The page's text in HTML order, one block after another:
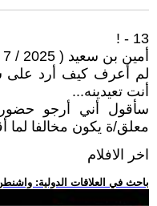
13 - !
أمين بن سعيد ( 2025 / 7 / 16 - 10:36 )
لم أعرف كيف أرد على
أنت تعيدينه...
سأقول أني أرجو
معلق/ة يكون مخالفا لما
اخر الافلام
.. باحث في العلاقات الدولية: